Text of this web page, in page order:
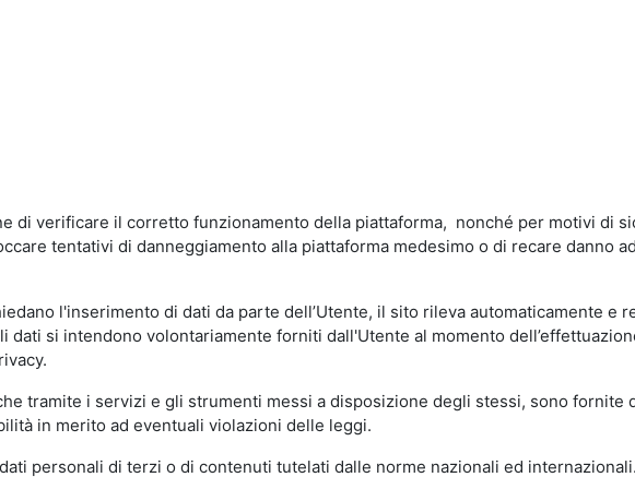
di verificare il corretto funzionamento della piattaforma, nonché per motivi di
tentativi di danneggiamento alla piattaforma medesimo o di recare danno
l'inserimento di dati da parte dell’Utente, il sito rileva automaticamente e
dati si intendono volontariamente forniti dall'Utente al momento
tramite i servizi e gli strumenti messi a disposizione degli stessi, sono fornite
in merito ad eventuali violazioni delle leggi.
personali di terzi o di contenuti tutelati dalle norme nazionali ed internazionali.